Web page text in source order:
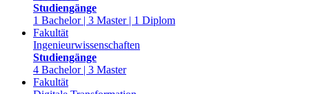
Studiengänge
1 Bachelor | 3 Master | 1 Diplom
Fakultät
Ingenieurwissenschaften
Studiengänge
4 Bachelor | 3 Master
Fakultät